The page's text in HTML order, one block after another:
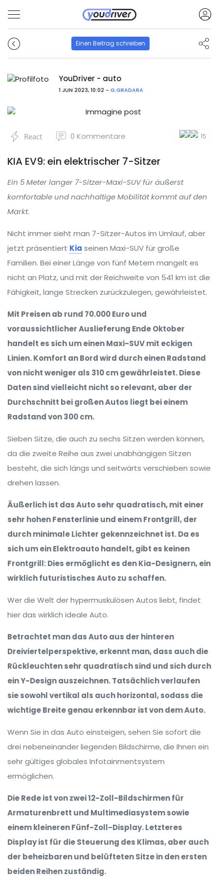
Einen Beitrag schreiben
YouDriver - auto
1 JUN 2023, 10:02 - G.GRADARA
React 0 Kommentare 15
KIA EV9: ein elektrischer 7-Sitzer
Ein 5 Meter langer 7-Sitzer-Maxi-SUV für äußerst
komfortable und nachhaltige Mobilität kommt auf den
Markt.
Nicht immer sieht man 7-Sitzer-Autos im Umlauf, aber
jetzt präsentiert Kia seinen Maxi-SUV für große
Familien. Bei einer Länge von fünf Metern mangelt es
nicht an Platz, und mit der Reichweite von 541 km ist die
Fähigkeit, lange Strecken zurückzulegen, gewährleistet.
Mit Preisen ab rund 70.000 Euro und
voraussichtlicher Auslieferung Ende Oktober
handelt es sich um einen Maxi-SUV mit eckigen
Linien. Komfort an Bord wird durch einen Radstand
von nicht weniger als 310 cm gewährleistet. Diese
Daten sind vielleicht nicht so relevant, aber der
Durchschnitt bei großen Autos liegt bei einem
Radstand von 300 cm.
Sieben Sitze, die auch zu sechs Sitzen werden können,
da die zweite Reihe aus zwei unabhängigen Sitzen
besteht, die sich längs und seitwärts verschieben sowie
drehen lassen.
Äußerlich ist das Auto sehr quadratisch, mit einer
sehr hohen Fensterlinie und einem Frontgrill, der
durch minimale Lichter gekennzeichnet ist. Da es
sich um ein Elektroauto handelt, gibt es keinen
Frontgrill: Dies ermöglicht es den Kia-Designern, ein
wirklich futuristisches Auto zu schaffen.
Wer die Welt der hypermuskulösen Autos liebt, findet
hier das wirklich ideale Auto.
Betrachtet man das Auto aus der hinteren
Dreiviertelperspektive, erkennt man, dass auch die
Rückleuchten sehr quadratisch sind und sich durch
ein Y-Design auszeichnen. Tatsächlich verlaufen
sie sowohl vertikal als auch horizontal, sodass die
wichtige Breite genau erkennbar ist von dem Auto.
Wenn Sie in das Auto einsteigen, sehen Sie sofort die
drei nebeneinander liegenden Bildschirme, die Ihnen ein
sehr gültiges globales Infotainmentsystem
ermöglichen.
Die Rede ist von zwei 12-Zoll-Bildschirmen für
Armaturenbrett und Multimediasystem sowie
einem kleineren Fünf-Zoll-Display. Letzteres
Display ist für die Steuerung des Klimas, aber auch
der beheizbaren und belüfteten Sitze in den ersten
beiden Reihen zuständig.